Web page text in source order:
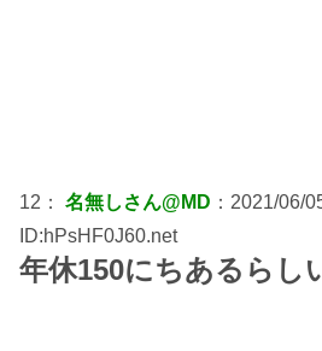
12： 名無しさん@MD ：2021/06/
ID:hPsHF0J60.net
年休150にちあるらし